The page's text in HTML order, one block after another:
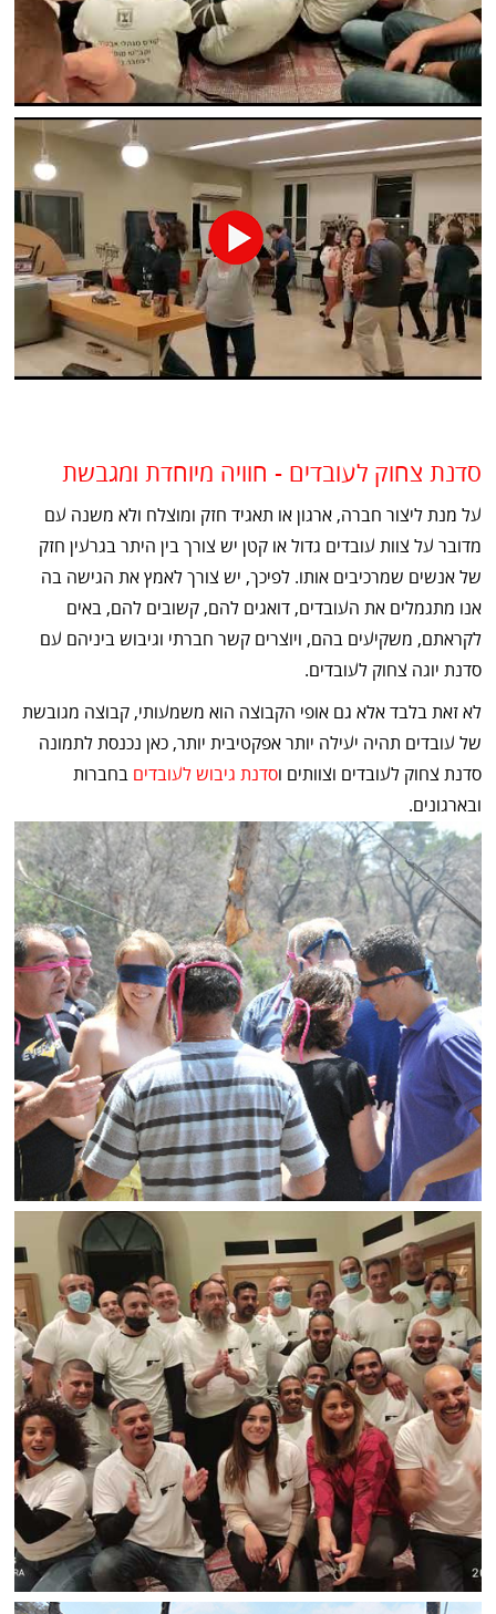
סדנת צחוק לעובדים - חוויה מיוחדת ומגבשת
על מנת ליצור חברה, ארגון או תאגיד חזק ומוצלח ולא משנה עם
מדובר על צוות עובדים גדול או קטן יש צורך בין היתר בגרעין חזק
של אנשים שמרכיבים אותו. לפיכך, יש צורך לאמץ את הגישה בה
אנו מתגמלים את העובדים, דואגים להם, קשובים להם, באים
לקראתם, משקיעים בהם, ויוצרים קשר חברתי וגיבוש ביניהם עם
סדנת יוגה צחוק לעובדים.
לא זאת בלבד אלא גם אופי הקבוצה הוא משמעותי, קבוצה מגובשת
של עובדים תהיה יעילה יותר אפקטיבית יותר, כאן נכנסת לתמונה
סדנת צחוק לעובדים וצוותים וסדנת גיבוש לעובדים בחברות
ובארגונים.